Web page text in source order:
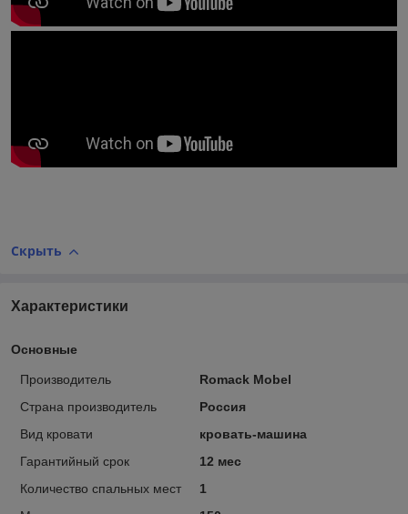
Скрыть
Характеристики
Основные
Производитель
Romack Mobel
Страна производитель
Россия
Вид кровати
кровать-машина
Гарантийный срок
12 мес
Количество спальных мест
1